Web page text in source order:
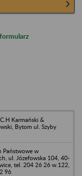
formularz
Karmański &
Bytom ul. Szyby
Państwowe w
ul. Józefowska 104, 40-
tel. 204 26 26 w.122,
96